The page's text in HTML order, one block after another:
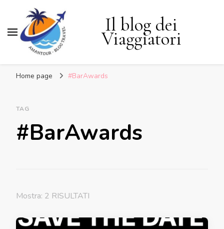
Il blog dei
Viaggiatori
Home page #BarAwards
TAG
#BarAwards
Mostra: 2 RISULTATI